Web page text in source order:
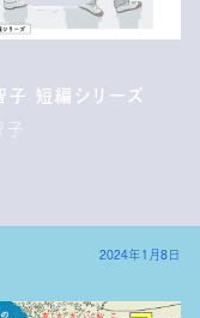
子 短編シリーズ
子
読み切り作品
女学生
2024年1月8日